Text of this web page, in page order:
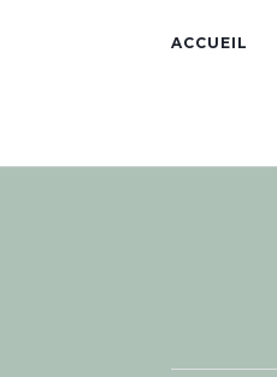
ACCUEIL